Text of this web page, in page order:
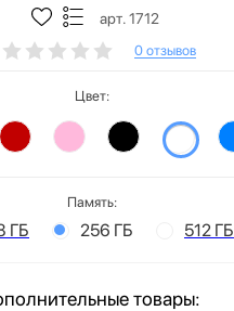
арт. 1712
0 отзывов
Цвет:
Память:
ГБ 256 ГБ 512 ГБ
товары: